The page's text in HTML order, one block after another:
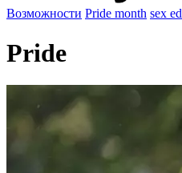
Возможности Pride month sex
Pride